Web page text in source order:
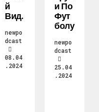
Й
Вид.
newpo
dcast
08.04
.2024
И По
Фут
Болу
newpo
dcast
25.04
.2024